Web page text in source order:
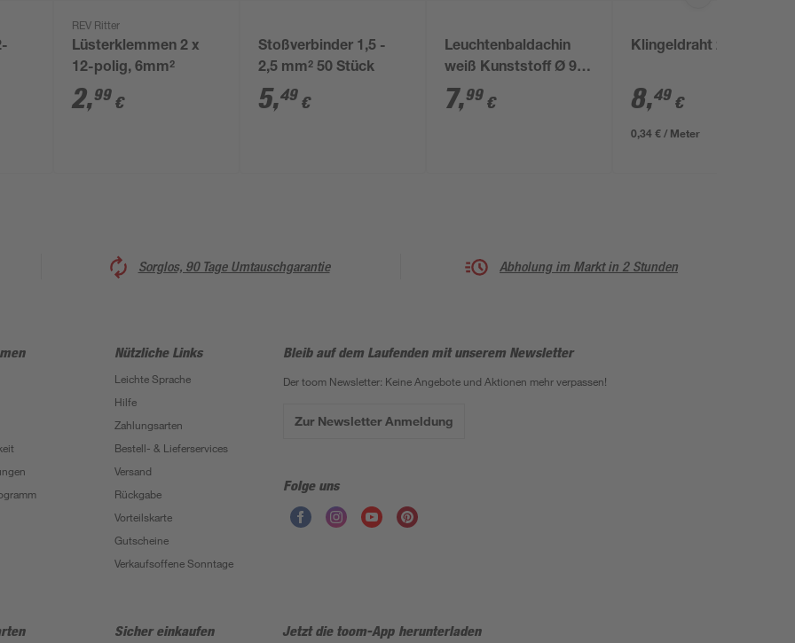
REV Ritter
Lüsterklemmen 2 x
12-polig, 6mm²
2,99 €
Stoßverbinder 1,5 -
2,5 mm² 50 Stück
5,49 €
Leuchtenbaldachin
weiß Kunststoff Ø 9,8
x 2,2 cm
7,99 €
Klingeldraht 25 m
8,49 €
0,34 € / Meter
Sorglos, 90 Tage Umtauschgarantie Abholung im Markt in 2 Stunden
Nützliche Links
Leichte Sprache
Hilfe
Zahlungsarten
Bestell- & Lieferservices
Versand
Rückgabe
Vorteilskarte
Gutscheine
Verkaufsoffene Sonntage
Bleib auf dem Laufenden mit unserem Newsletter
Der toom Newsletter: Keine Angebote und Aktionen mehr verpassen!
Zur Newsletter Anmeldung
Folge uns
Sicher einkaufen Jetzt die toom-App herunterladen